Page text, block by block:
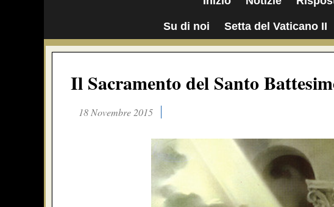
Su di noi Setta del Vaticano II
Il Sacramento del Santo
18 Novembre 2015